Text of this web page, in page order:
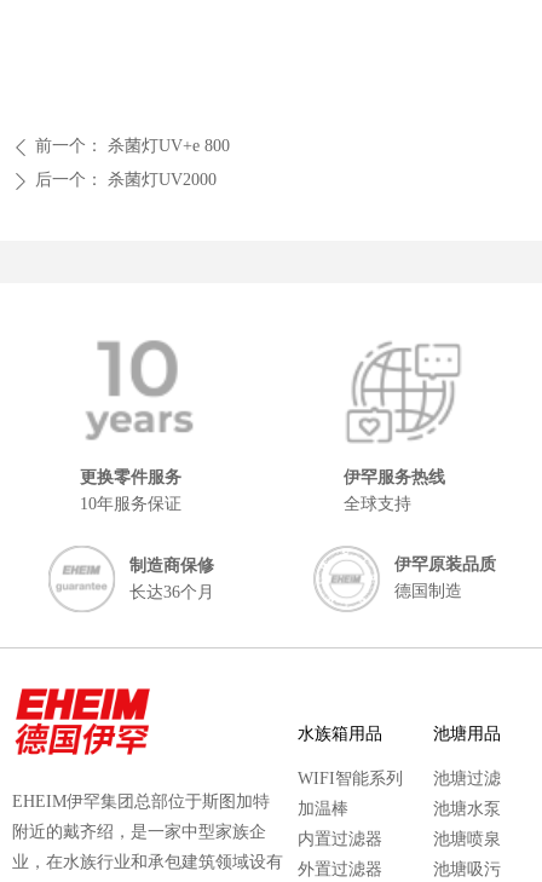
ꄴ 前一个： 杀菌灯UV+e 800
ꄲ 后一个： 杀菌灯UV2000
更换零件服务
10年服务保证
伊罕服务热线
全球支持
制造商保修
长达36个月
伊罕原装品质
德国制造
EHEIM伊罕集团总部位于斯图加特
附近的戴齐绍，是一家中型家族企
业，在水族行业和承包建筑领域设有
水族箱用品
WIFI智能系列
加温棒
内置过滤器
外置过滤器
池塘用品
池塘过滤
池塘水泵
池塘喷泉
池塘吸污